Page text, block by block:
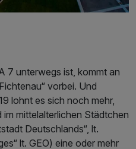
7 unterwegs ist, kommt an
vorbei. Und
lohnt es sich noch mehr,
mittelalterlichen Städtchen
Deutschlands“, lt.
lt. GEO) eine oder mehr